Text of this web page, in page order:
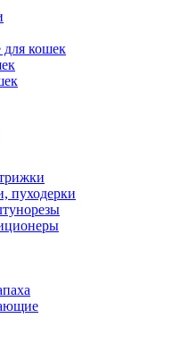
кошек
пуходерки